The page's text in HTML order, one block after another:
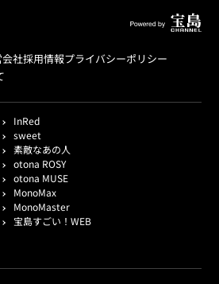
社採用情報プライバシーポリシー
InRed
sweet
素敵なあの人
otona ROSY
otona MUSE
MonoMax
MonoMaster
宝島すごい！WEB